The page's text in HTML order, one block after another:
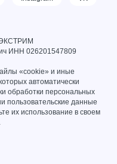
ИНН 026201547809
«cookie» и иные
автоматически
обработки персональных
пользовательские данные
их использование в своем